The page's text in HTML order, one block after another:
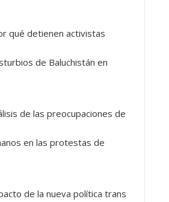
qué detienen activistas
de Baluchistán en
de las preocupaciones de
en las protestas de
de la nueva política trans